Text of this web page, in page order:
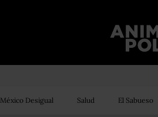
México Desigual Salud El Sabueso